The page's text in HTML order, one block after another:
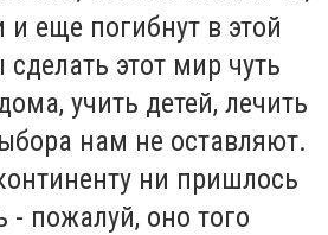
и еще погибнут в этой
этот мир чуть
учить детей, лечить
нам не оставляют.
ни пришлось
- пожалуй, оно того